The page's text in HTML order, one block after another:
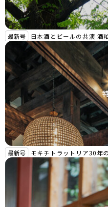
最新号 日本酒とビールの共演 酒
最新号 モキチトラットリア30年